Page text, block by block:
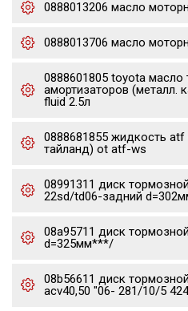
0888013206 масло
0888013706 масло
0888601805 toyota масло
амортизаторов (металл.
fluid 2.5л
0888681855 жидкость atf
тайланд) ot atf-ws
08991311 диск
22sd/td06-задний
08a95711 диск
d=325мм***/
08b56611 диск
acv40,50 "06- 281/10/5